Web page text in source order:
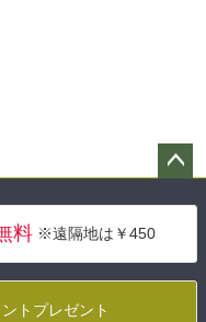
へ
料 ※遠隔地は￥450
トプレゼント